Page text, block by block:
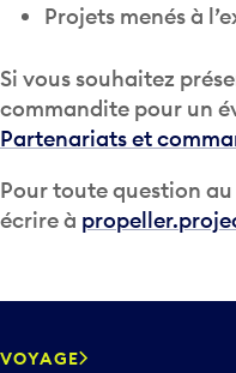
Projets menés à
Si vous souhaitez
commandite pour un
Partenariats et
Pour toute question
écrire à
VOYAGE